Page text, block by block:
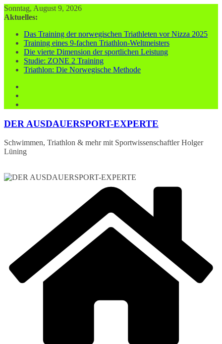
Zum
Inhalt
Sonntag, August 9, 2026
Aktuelles:
Das Training der norwegischen Triathleten vor Nizza 2025
Training eines 9-fachen Triathlon-Weltmeisters
Die vierte Dimension der sportlichen Leistung
Studie: ZONE 2 Training
Triathlon: Die Norwegische Methode
DER AUSDAUERSPORT-EXPERTE
Schwimmen, Triathlon & mehr mit Sportwissenschaftler Holger
Lüning